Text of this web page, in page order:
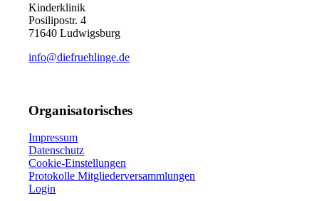
Kinderklinik
Posilipostr. 4
71640 Ludwigsburg
info@diefruehlinge.de
Organisatorisches
Impressum
Datenschutz
Cookie-Einstellungen
Protokolle Mitgliederversammlungen
Login